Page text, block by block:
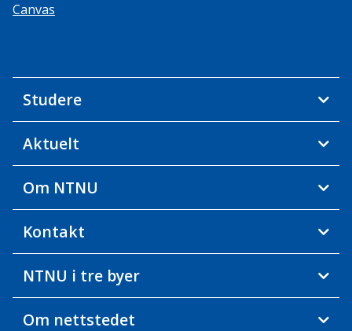
Canvas
Studere
Aktuelt
Om NTNU
Kontakt
NTNU i tre byer
Om nettstedet